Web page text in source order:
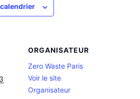
ORGANISATEUR
Zero Waste Paris
Voir le site
Organisateur